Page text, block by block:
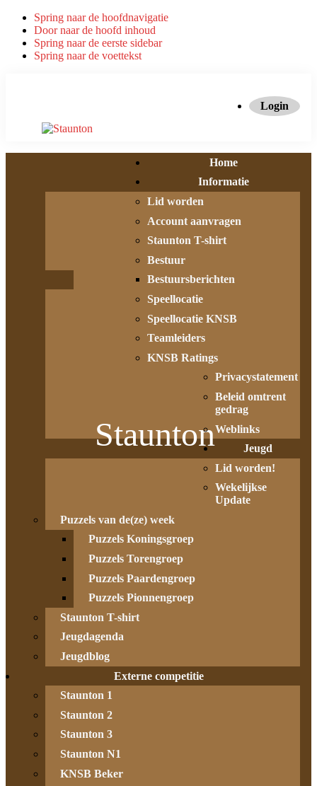
Spring naar de hoofdnavigatie
Door naar de hoofd inhoud
Spring naar de eerste sidebar
Spring naar de voettekst
Login
Staunton
Home
Informatie
Lid worden
Account aanvragen
Staunton T-shirt
Bestuur
Bestuursberichten
Speellocatie
Speellocatie KNSB
Teamleiders
KNSB Ratings
Privacystatement
Beleid omtrent
gedrag
Weblinks
Jeugd
Lid worden!
Wekelijkse
Update
Puzzels van de(ze) week
Puzzels Koningsgroep
Puzzels Torengroep
Puzzels Paardengroep
Puzzels Pionnengroep
Staunton T-shirt
Jeugdagenda
Jeugdblog
Externe competitie
Staunton 1
Staunton 2
Staunton 3
Staunton N1
KNSB Beker